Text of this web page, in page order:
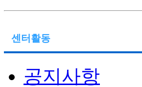
센터활동
공지사항